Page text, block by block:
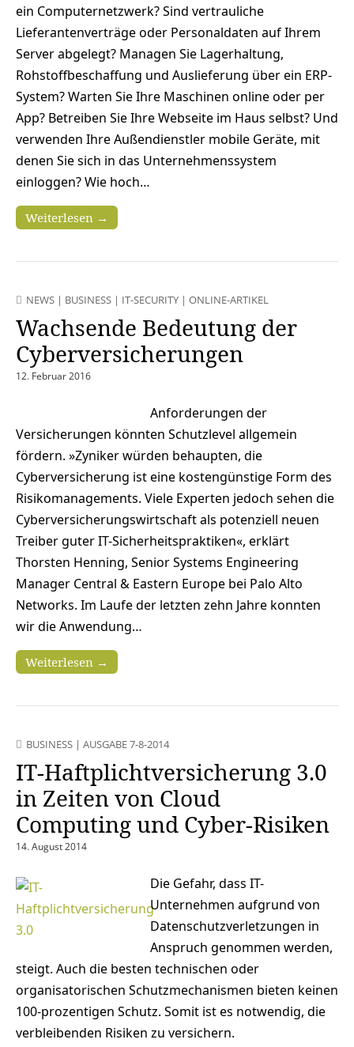
ein Computernetzwerk? Sind vertrauliche
Lieferantenverträge oder Personaldaten auf Ihrem
Server abgelegt? Managen Sie Lagerhaltung,
Rohstoffbeschaffung und Auslieferung über ein ERP-
System? Warten Sie Ihre Maschinen online oder per
App? Betreiben Sie Ihre Webseite im Haus selbst? Und
verwenden Ihre Außendienstler mobile Geräte, mit
denen Sie sich in das Unternehmenssystem
einloggen? Wie hoch…
Weiterlesen →
NEWS | BUSINESS | IT-SECURITY | ONLINE-ARTIKEL
Wachsende Bedeutung der
Cyberversicherungen
12. Februar 2016
Anforderungen der
Versicherungen könnten Schutzlevel allgemein
fördern. »Zyniker würden behaupten, die
Cyberversicherung ist eine kostengünstige Form des
Risikomanagements. Viele Experten jedoch sehen die
Cyberversicherungswirtschaft als potenziell neuen
Treiber guter IT-Sicherheitspraktiken«, erklärt
Thorsten Henning, Senior Systems Engineering
Manager Central & Eastern Europe bei Palo Alto
Networks. Im Laufe der letzten zehn Jahre konnten
wir die Anwendung…
Weiterlesen →
BUSINESS | AUSGABE 7-8-2014
IT-Haftplichtversicherung 3.0
in Zeiten von Cloud
Computing und Cyber-Risiken
14. August 2014
Die Gefahr, dass IT-
Unternehmen aufgrund von
Datenschutzverletzungen in
Anspruch genommen werden,
steigt. Auch die besten technischen oder
organisatorischen Schutzmechanismen bieten keinen
100-prozentigen Schutz. Somit ist es notwendig, die
verbleibenden Risiken zu versichern.